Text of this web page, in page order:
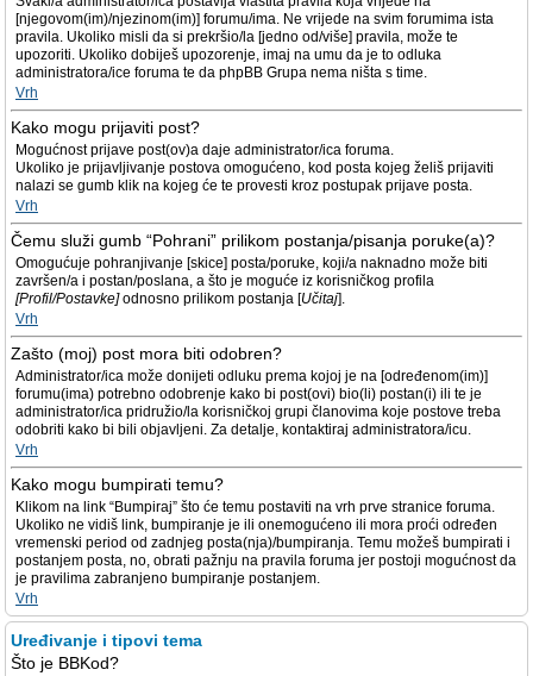
[njegovom(im)/njezinom(im)] forumu/ima. Ne vrijede na svim forumima ista
pravila. Ukoliko misli da si prekršio/la [jedno od/više] pravila, može te
upozoriti. Ukoliko dobiješ upozorenje, imaj na umu da je to odluka
administratora/ice foruma te da phpBB Grupa nema ništa s time.
Vrh
Kako mogu prijaviti post?
Mogućnost prijave post(ov)a daje administrator/ica foruma.
Ukoliko je prijavljivanje postova omogućeno, kod posta kojeg želiš prijaviti
nalazi se gumb klik na kojeg će te provesti kroz postupak prijave posta.
Vrh
Čemu služi gumb “Pohrani” prilikom postanja/pisanja poruke(a)?
Omogućuje pohranjivanje [skice] posta/poruke, koji/a naknadno može biti
završen/a i postan/poslana, a što je moguće iz korisničkog profila
[Profil/Postavke]odnosno prilikom postanja [Učitaj].
Vrh
Zašto (moj) post mora biti odobren?
Administrator/ica može donijeti odluku prema kojoj je na [određenom(im)]
forumu(ima) potrebno odobrenje kako bi post(ovi) bio(li) postan(i) ili te je
administrator/ica pridružio/la korisničkoj grupi članovima koje postove treba
odobriti kako bi bili objavljeni. Za detalje, kontaktiraj administratora/icu.
Vrh
Kako mogu bumpirati temu?
Klikom na link “Bumpiraj” što će temu postaviti na vrh prve stranice foruma.
Ukoliko ne vidiš link, bumpiranje je ili onemogućeno ili mora proći određen
vremenski period od zadnjeg posta(nja)/bumpiranja. Temu možeš bumpirati i
postanjem posta, no, obrati pažnju na pravila foruma jer postoji mogućnost da
je pravilima zabranjeno bumpiranje postanjem.
Vrh
Uređivanje i tipovi tema
Što je BBKod?